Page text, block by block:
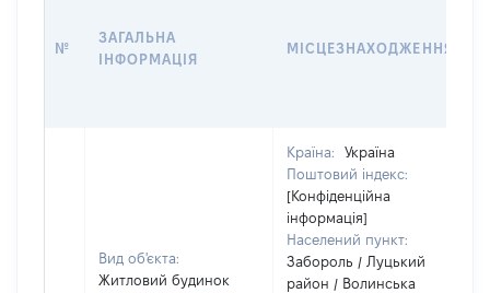
№
ЗАГАЛЬНА
ІНФОРМАЦІЯ
МІСЦЕЗНАХОДЖЕННЯ
Вид об'єкта:
Житловий будинок
Країна:
Україна
Поштовий індекс:
[Конфіденційна
інформація]
Населений пункт:
Забороль / Луцький
район / Волинська